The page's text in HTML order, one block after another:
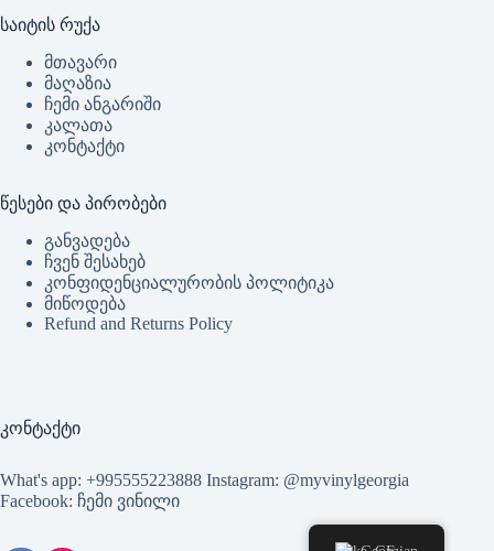
საიტის რუქა
მთავარი
მაღაზია
ჩემი ანგარიში
კალათა
კონტაქტი
წესები და პირობები
განვადება
ჩვენ შესახებ
კონფიდენციალურობის პოლიტიკა
მიწოდება
Refund and Returns Policy
კონტაქტი
What's app: +995555223888 Instagram: @myvinylgeorgia
Facebook: ჩემი ვინილი